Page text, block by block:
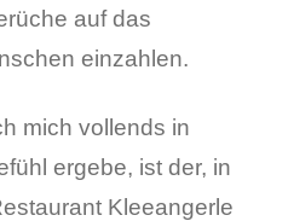
auf das
einzahlen.
mich vollends in
ergebe, ist der, in
Kleeangerle